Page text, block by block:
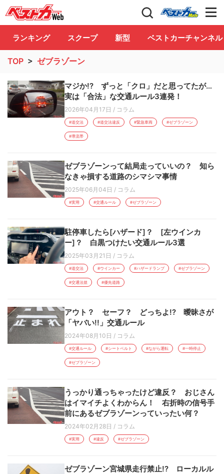
自動車情報誌「ベストカー」 Club
ランキング スクープ 新型 ベストカーチャンネル
TOP > ゼブラゾーン
マジか!? ずっと「クロ」だと思ってたが…
実は「合法」な交通ルール3連発！
2026年04月17日 / コラム
#道交法 #道交法違反 #緊急車両 #ゼブラゾーン
#導流帯
ゼブラゾーンって結局走っていいの？ 知ら
なきゃ損する道路のシマシマ事情
2025年06月04日 / コラム
#実用 #交通ルール #ゼブラゾーン
駐停車したら[ハザード]？ [左ウインカ
ー]？ 白黒つけたい交通ルール3選
2025年03月21日 / コラム
#道交法 #ウインカー #ハザードランプ #ゼブラゾーン
#交通法規 #優先道路
アウト？ セーフ？ どっちよ!? 曖昧さが
「ヤバい!!」交通ルール
2024年08月10日 / コラム
#交通ルール #シートベルト #ながら運転 #一時停止
#ゼブラゾーン
うっかり通っちゃったけど違反？ おじさん
はイマイチよくわからん！ 右折時の信号手
前にあるゼブラゾーンっていったい何？
2024年02月28日 / コラム
#実用 #違反 #ゼブラゾーン
ゼブラゾーン宮城県走行禁止!? ローカルル